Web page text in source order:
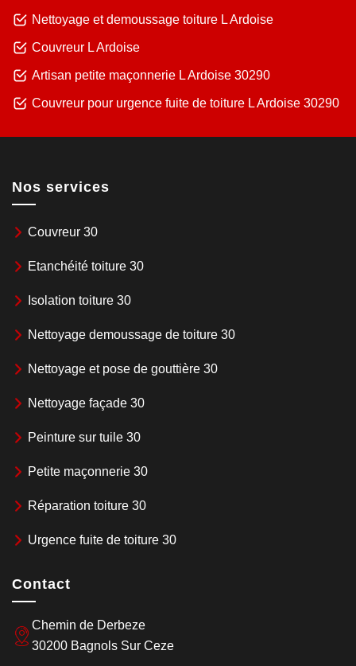
Nettoyage et demoussage toiture L Ardoise
Couvreur L Ardoise
Artisan petite maçonnerie L Ardoise 30290
Couvreur pour urgence fuite de toiture L Ardoise 30290
Nos services
Couvreur 30
Etanchéité toiture 30
Isolation toiture 30
Nettoyage demoussage de toiture 30
Nettoyage et pose de gouttière 30
Nettoyage façade 30
Peinture sur tuile 30
Petite maçonnerie 30
Réparation toiture 30
Urgence fuite de toiture 30
Contact
Chemin de Derbeze
30200 Bagnols Sur Ceze